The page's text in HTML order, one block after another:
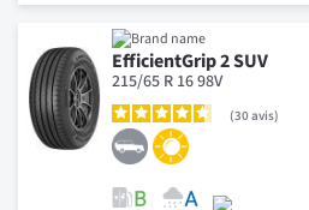
EfficientGrip 2 SUV
215/65 R 16 98V
30avis